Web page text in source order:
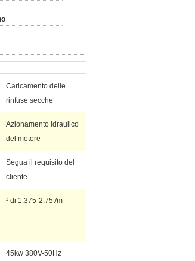
Caricamento delle
rinfuse secche
Azionamento idraulico
del motore
Segua il requisito del
cliente
³ di 1.375-2.75t/m
45kw 380V-50Hz